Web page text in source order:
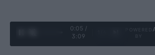
0:06 /
3:09